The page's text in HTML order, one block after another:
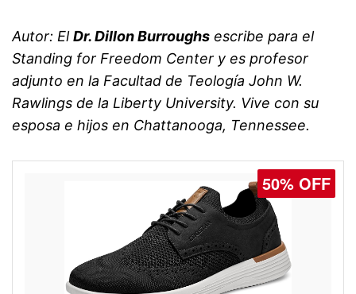
Autor: ElDr. Dillon Burroughs escribe para el
Standing for Freedom Center y es profesor
adjunto en la Facultad de Teología John W.
Rawlings de la Liberty University. Vive con su
esposa e hijos en Chattanooga, Tennessee.
50% OFF